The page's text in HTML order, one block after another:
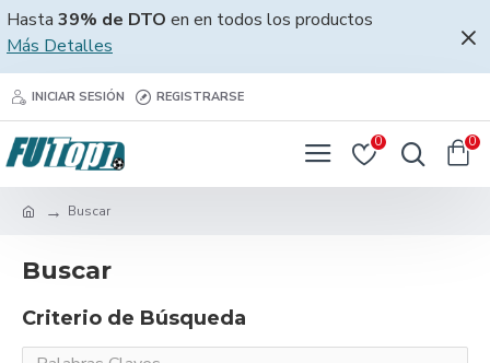
Hasta 39% de DTO en en todos los productos
Más Detalles
INICIAR SESIÓN REGISTRARSE
0 0
Buscar
Buscar
Criterio de Búsqueda